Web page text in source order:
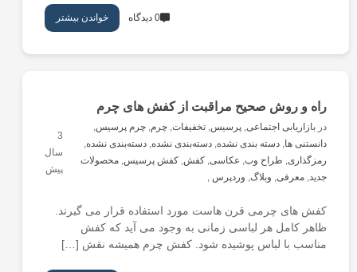
0 دیدگاه خواندن بیشتر
راه و روش صحیح مراقبت از کفش های چرم
دربازاریابی اجتماعی,پرسیس,تخفیفات,چرم,چرم پرسیس,
دانستنی ها,دسته بندی نشده,دسته‌بندی نشده,دسته‌بندی نشده,
رمزگذاری, طراح وب, عکاسی,کفش,کفش پرسیس,محصولات
جدید,معرفی, وبلاگ, وردپرس ,
3
سال
پیش
کفش های چرمی قرن هاست مورد استفاده قرار می گیرند.
ظاهر کامل هر لباسی زمانی به وجود می آید که کفش
مناسب با لباس پوشیده شود. کفش چرم همیشه نقش […]